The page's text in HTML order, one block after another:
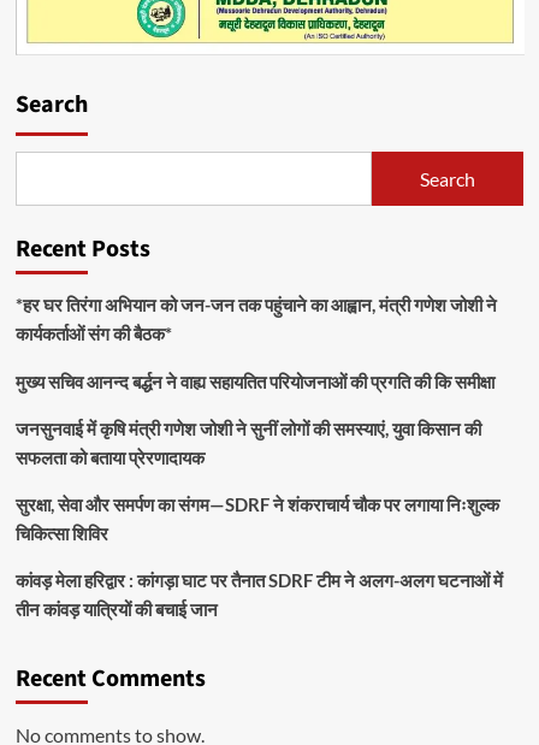
Search
Search
Recent Posts
*हर घर तिरंगा अभियान को जन-जन तक पहुंचाने का आह्वान, मंत्री गणेश जोशी ने
कार्यकर्ताओं संग की बैठक*
मुख्य सचिव आनन्द बर्द्धन ने वाह्य सहायतित परियोजनाओं की प्रगति की कि समीक्षा
जनसुनवाई में कृषि मंत्री गणेश जोशी ने सुनीं लोगों की समस्याएं, युवा किसान की
सफलता को बताया प्रेरणादायक
सुरक्षा, सेवा और समर्पण का संगम—SDRF ने शंकराचार्य चौक पर लगाया निःशुल्क
चिकित्सा शिविर
कांवड़ मेला हरिद्वार : कांगड़ा घाट पर तैनात SDRF टीम ने अलग-अलग घटनाओं में
तीन कांवड़ यात्रियों की बचाई जान
Recent Comments
No comments to show.